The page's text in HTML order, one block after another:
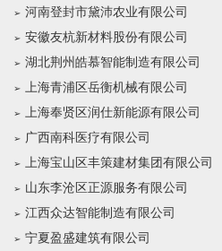
河南登封市黛沛农业有限公司
安徽友杭新材料股份有限公司
湖北荆州皓慕智能制造有限公司
上海青浦区岳衡机械有限公司
上海奉贤区润仕新能源有限公司
广西南科医疗有限公司
上海宝山区丰策建材集团有限公司
山东李沧区正源服务有限公司
江西众达智能制造有限公司
宁夏盈盛建筑有限公司